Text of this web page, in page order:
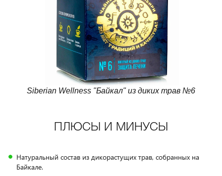
Siberian Wellness "Байкал" из диких трав №6
ПЛЮСЫ И МИНУСЫ
Натуральный состав из дикорастущих трав, собранных на
Байкале.